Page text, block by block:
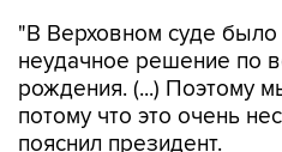
"В Верховном суде было
неудачное решение по
рождения. (...) Поэтому
потому что это очень
пояснил президент.